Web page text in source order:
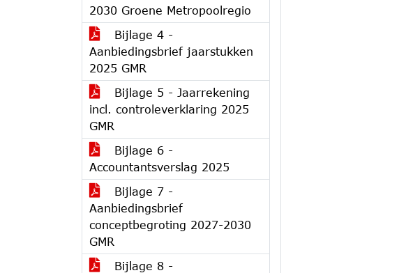
2030 Groene Metropoolregio
Bijlage 4 -
Aanbiedingsbrief jaarstukken
2025 GMR
Bijlage 5 - Jaarrekening
incl. controleverklaring 2025
GMR
Bijlage 6 -
Accountantsverslag 2025
Bijlage 7 -
Aanbiedingsbrief
conceptbegroting 2027-2030
GMR
Bijlage 8 -